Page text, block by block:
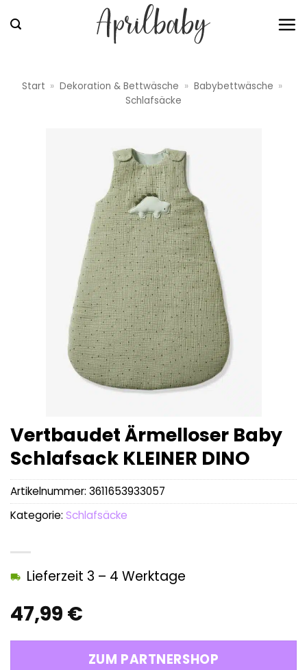
Inhalt
Start » Dekoration & Bettwäsche » Babybettwäsche »
Schlafsäcke
Vertbaudet Ärmelloser Baby
Schlafsack KLEINER DINO
47,99 €
Lieferzeit 3 – 4 Werktage
ZUM PARTNERSHOP
Artikelnummer: 3611653933057
Kategorie: Schlafsäcke